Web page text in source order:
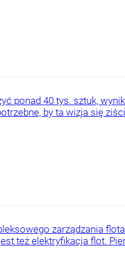
ponad 40 tys. sztuk,
by ta wizja się
zarządzania
też elektryfikacja flot.